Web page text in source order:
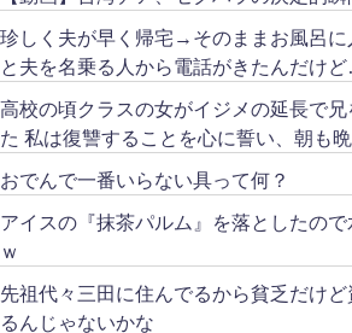
珍しく夫が早く帰宅→そのままお風呂に
と夫を名乗る人から電話がきたんだけど
高校の頃クラスの女がイジメの延長で
た 私は復讐することを心に誓い、朝も
おでんで一番いらない具って何？
アイスの『抹茶パルム』を落としたの
ｗ
先祖代々三田に住んでるから貧乏だけ
るんじゃないかな